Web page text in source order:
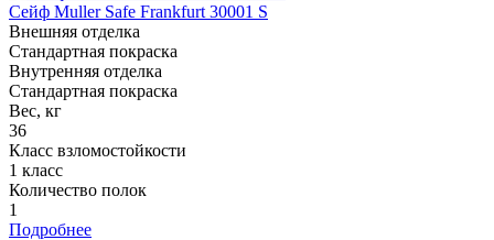
Сейф Muller Safe Frankfurt 30001 S
Внешняя отделка
Стандартная покраска
Внутренняя отделка
Стандартная покраска
Вес, кг
36
Класс взломостойкости
1 класс
Количество полок
1
Подробнее